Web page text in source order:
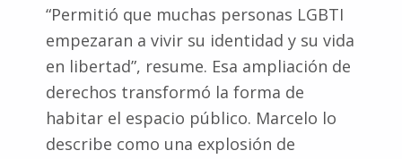
“Permitió que muchas personas LGBTI
empezaran a vivir su identidad y su vida
en libertad”, resume. Esa ampliación de
derechos transformó la forma de
habitar el espacio público. Marcelo lo
describe como una explosión de